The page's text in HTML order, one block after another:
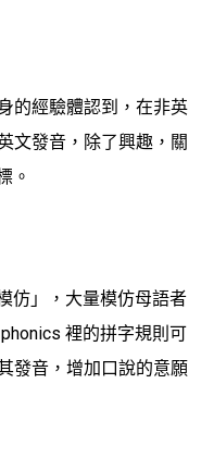
的經驗體認到，在非英
文發音，除了興趣，關
。
仿」，大量模仿母語者
裡的拼字規則可
發音，增加口說的意願